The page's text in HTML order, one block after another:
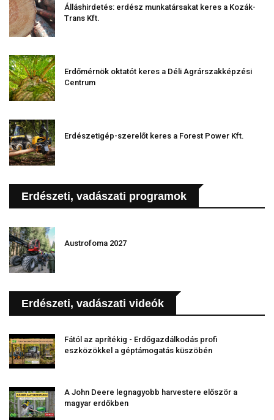
Álláshirdetés: erdész munkatársakat keres a Kozák-
Trans Kft.
Erdőmérnök oktatót keres a Déli Agrárszakképzési
Centrum
Erdészetigép-szerelőt keres a Forest Power Kft.
Erdészeti, vadászati programok
Austrofoma 2027
Erdészeti, vadászati videók
Fától az aprítékig - Erdőgazdálkodás profi
eszközökkel a géptámogatás küszöbén
A John Deere legnagyobb harvestere először a
magyar erdőkben